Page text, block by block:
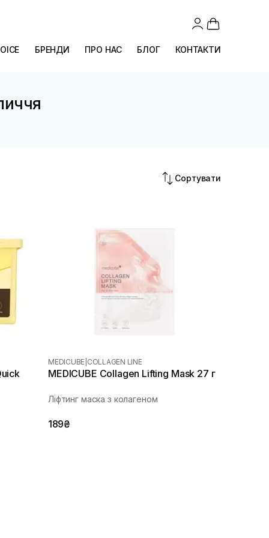
БРЕНДИ ПРО НАС БЛОГ КОНТАКТИ
Сортувати
MEDICUBE COLLAGEN LINE
MEDICUBE Collagen Lifting Mask 27 г
Ліфтинг маска з колагеном
189₴